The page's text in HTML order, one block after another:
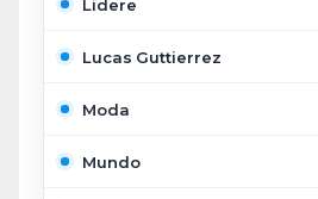
Lidere
Lucas Guttierrez
Moda
Mundo